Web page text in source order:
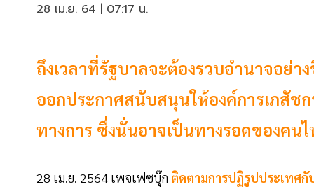
28 เม.ย. 64 | 07:17 น.
ถึงเวลาที่รัฐบาลจะต้องรวบอำนาจอย่า
ออกประกาศสนับสนุนให้องค์การเภสัช
ทางการ ซึ่งนั่นอาจเป็นทางรอดของคน
28 เม.ย. 2564 เพจเฟซบุ๊ก ติดตามการปฏิรูปประเทศ